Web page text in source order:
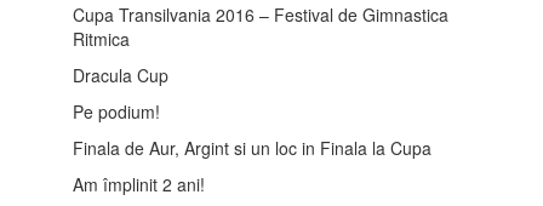
Cupa Transilvania 2016 – Festival de Gimnastica
Ritmica
Dracula Cup
Pe podium!
Finala de Aur, Argint si un loc in Finala la Cupa
Am împlinit 2 ani!